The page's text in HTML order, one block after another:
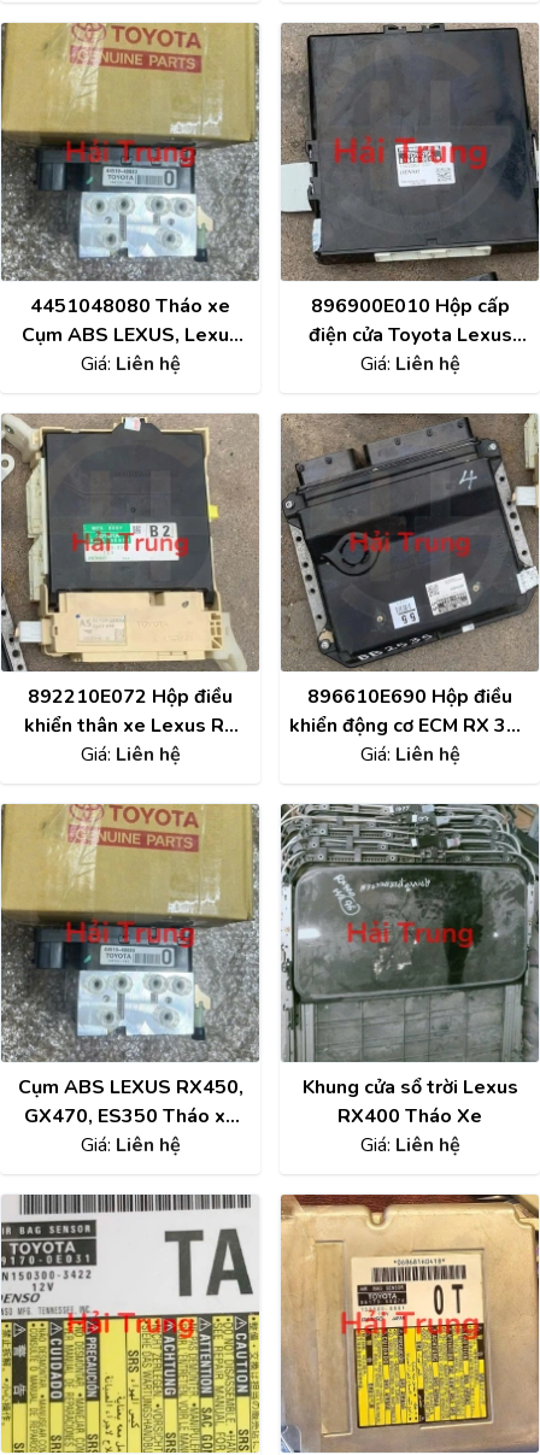
4451048080 Tháo xe
Cụm ABS LEXUS, Lexus
GX400, RX450H, ES350
Giá: Liên hệ
896900E010 Hộp cấp
điện cửa Toyota Lexus
Lexus RX 330 - 350 -
Giá: Liên hệ
892210E072 Hộp điều
khiển thân xe Lexus RX
350 2010-2013 Tháo xe
Giá: Liên hệ
896610E690 Hộp điều
khiển động cơ ECM RX 350
2010-2013 Tháo xe
Giá: Liên hệ
Cụm ABS LEXUS RX450,
GX470, ES350 Tháo xe
4451048080 44510-
Giá: Liên hệ
Khung cửa sổ trời Lexus
RX400 Tháo Xe
Giá: Liên hệ